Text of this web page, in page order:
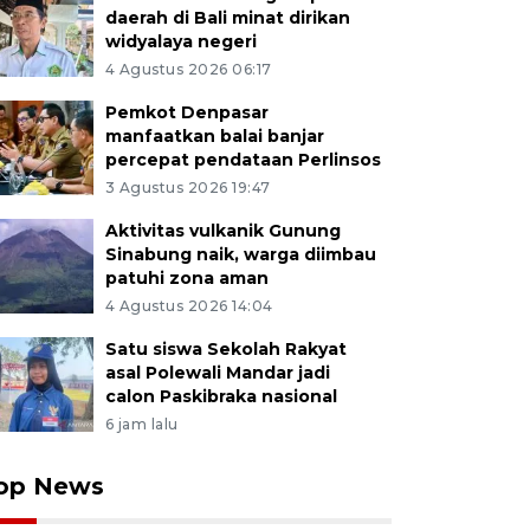
daerah di Bali minat dirikan
widyalaya negeri
4 Agustus 2026 06:17
Pemkot Denpasar
manfaatkan balai banjar
percepat pendataan Perlinsos
3 Agustus 2026 19:47
Aktivitas vulkanik Gunung
Sinabung naik, warga diimbau
patuhi zona aman
4 Agustus 2026 14:04
Satu siswa Sekolah Rakyat
asal Polewali Mandar jadi
calon Paskibraka nasional
6 jam lalu
News